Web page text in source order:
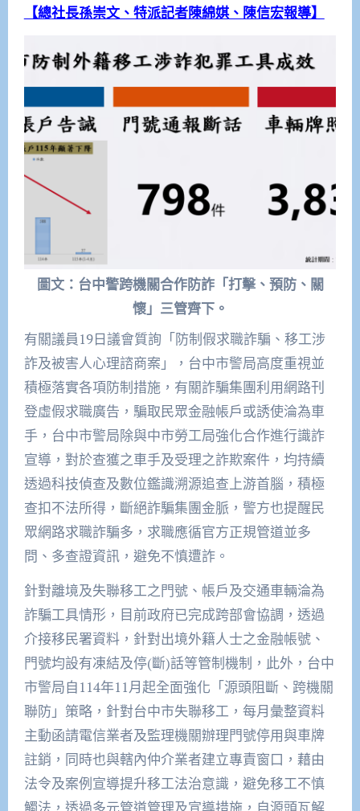
【總社長孫崇文、特派記者陳綿娸、陳信宏報導】
圖文：台中警跨機關合作防詐「打擊、預防、關
懷」三管齊下。
有關議員19日議會質詢「防制假求職詐騙、移工涉
詐及被害人心理諮商案」，台中市警局高度重視並
積極落實各項防制措施，有關詐騙集團利用網路刊
登虛假求職廣告，騙取民眾金融帳戶或誘使淪為車
手，台中市警局除與中市勞工局強化合作進行識詐
宣導，對於查獲之車手及受理之詐欺案件，均持續
透過科技偵查及數位鑑識溯源追查上游首腦，積極
查扣不法所得，斷絕詐騙集團金脈，警方也提醒民
眾網路求職詐騙多，求職應循官方正規管道並多
問、多查證資訊，避免不慎遭詐。
針對離境及失聯移工之門號、帳戶及交通車輛淪為
詐騙工具情形，目前政府已完成跨部會協調，透過
介接移民署資料，針對出境外籍人士之金融帳號、
門號均設有凍結及停(斷)話等管制機制，此外，台中
市警局自114年11月起全面強化「源頭阻斷、跨機關
聯防」策略，針對台中市失聯移工，每月彙整資料
主動函請電信業者及監理機關辦理門號停用與車牌
註銷，同時也與轄內仲介業者建立專責窗口，藉由
法令及案例宣導提升移工法治意識，避免移工不慎